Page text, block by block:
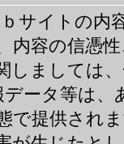
サイトの内
内容の信憑
しましては
ータ等は
で提供され